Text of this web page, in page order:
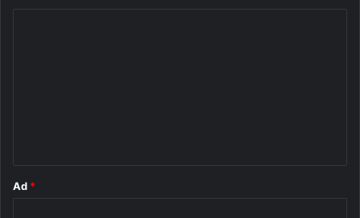
Ad *